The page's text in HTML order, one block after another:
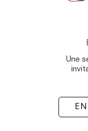
Une